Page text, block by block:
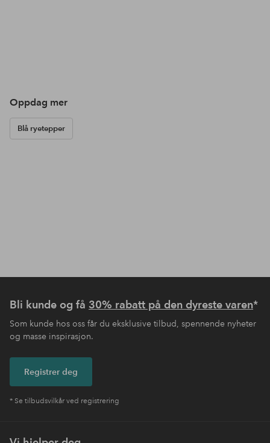
Oppdag mer
Blå ryetepper
Bli kunde og få 30% rabatt på den dyreste varen*
Som kunde hos oss får du eksklusive tilbud, spennende nyheter
og masse inspirasjon.
Registrer deg
* Se tilbudsvilkår ved registrering